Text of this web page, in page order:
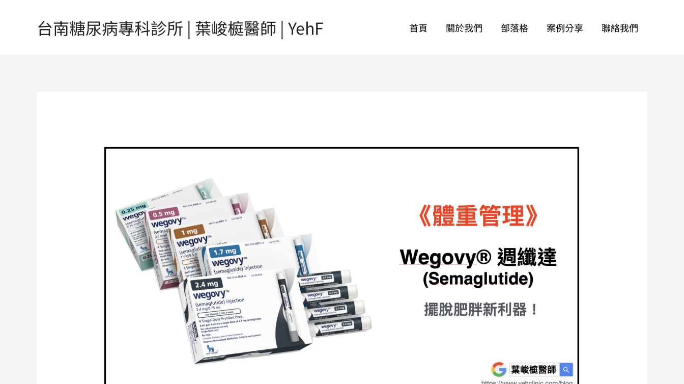
台南糖尿病專科診所 | 葉峻榳醫師 | YehF 首頁 關於我們 部落格 案例分享 聯絡我們